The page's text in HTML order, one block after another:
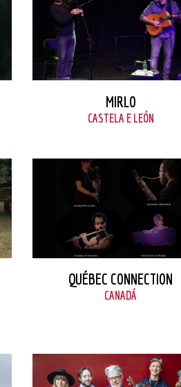
MIRLO
CASTELA E LEÓN
QUÉBEC CONNECTION
CANADÁ
VER FICHA